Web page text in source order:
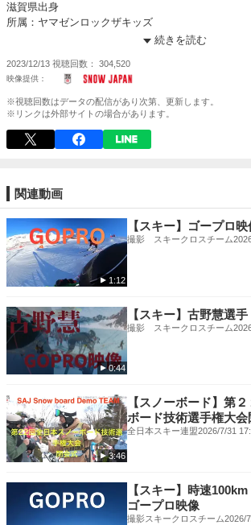
滋賀県出身
所属：ヤマゼンロックザキッズ
全日本スキー連盟 スノーボード・ハーフパイプ
続きを読む
2023/12/13 視聴回数 304,520
※視聴回数はデータの配信があり次第、更新します。
※リンクは外部サイトの場合があります。
関連動画
1:12
【スキー】ゴープロ映
撮影 スキークロスチーム
0:44
【スキー】古野慧選
撮影 スキークロスチーム
3:46
【スノーボード】第
ボード技術選手権大会
全日本スキー連盟2026/7/31
【スキー】時速
ゴープロ映像
撮影スキークロスチーム2026/